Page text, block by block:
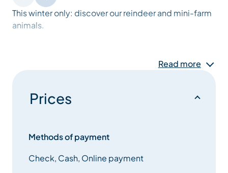
This winter only: discover our reindeer and mini-farm
animals.
Read more
Prices
Methods of payment
Check, Cash, Online payment